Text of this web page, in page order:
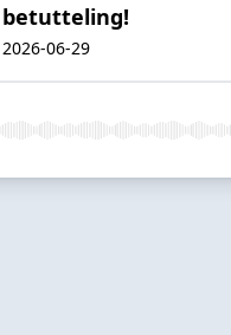
betutteling!
2026-06-29